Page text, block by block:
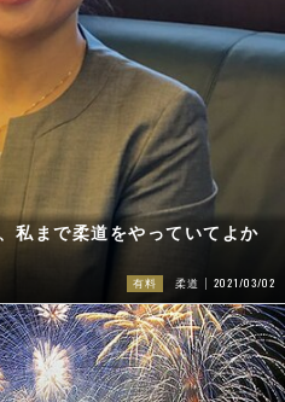
私まで柔道をやっていてよか
有料 柔道 2021/03/02